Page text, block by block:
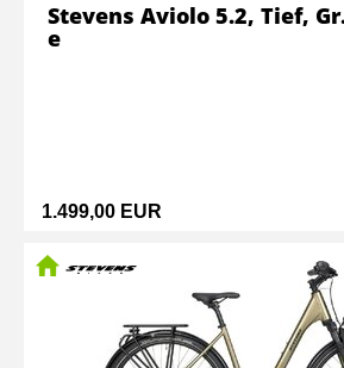
1.499,00 EUR
Stevens Aviolo 5.2, Tief,
e